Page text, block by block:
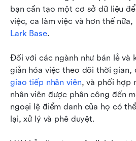
bạn cần tạo một cơ sở dữ liệu
Lark Base.
Đối với các ngành như bán lẻ và
giao tiếp nhân viên, và phối hợp
nhân viên được phân công đến
ngoại lệ điểm danh của họ có
lại, xử lý và phê duyệt.